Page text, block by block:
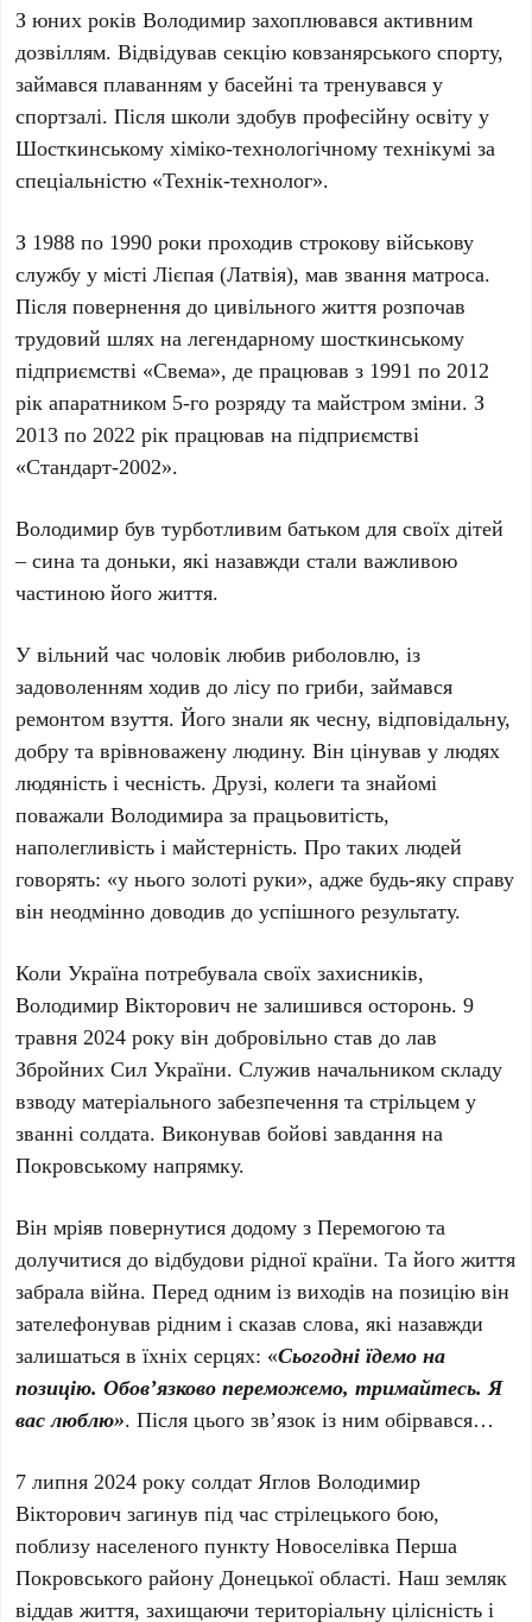
З юних років Володимир захоплювався активним
дозвіллям. Відвідував секцію ковзанярського спорту,
займався плаванням у басейні та тренувався у
спортзалі. Після школи здобув професійну освіту у
Шосткинському хіміко-технологічному технікумі за
спеціальністю «Технік-технолог».
З 1988 по 1990 роки проходив строкову військову
службу у місті Лієпая (Латвія), мав звання матроса.
Після повернення до цивільного життя розпочав
трудовий шлях на легендарному шосткинському
підприємстві «Свема», де працював з 1991 по 2012
рік апаратником 5-го розряду та майстром зміни. З
2013 по 2022 рік працював на підприємстві
«Стандарт-2002».
Володимир був турботливим батьком для своїх дітей
– сина та доньки, які назавжди стали важливою
частиною його життя.
У вільний час чоловік любив риболовлю, із
задоволенням ходив до лісу по гриби, займався
ремонтом взуття. Його знали як чесну, відповідальну,
добру та врівноважену людину. Він цінував у людях
людяність і чесність. Друзі, колеги та знайомі
поважали Володимира за працьовитість,
наполегливість і майстерність. Про таких людей
говорять: «у нього золоті руки», адже будь-яку справу
він неодмінно доводив до успішного результату.
Коли Україна потребувала своїх захисників,
Володимир Вікторович не залишився осторонь. 9
травня 2024 року він добровільно став до лав
Збройних Сил України. Служив начальником складу
взводу матеріального забезпечення та стрільцем у
званні солдата. Виконував бойові завдання на
Покровському напрямку.
Він мріяв повернутися додому з Перемогою та
долучитися до відбудови рідної країни. Та його життя
забрала війна. Перед одним із виходів на позицію він
зателефонував рідним і сказав слова, які назавжди
залишаться в їхніх серцях: «Сьогодні їдемо на
позицію. Обов’язково переможемо, тримайтесь. Я
вас люблю». Після цього зв’язок із ним обірвався…
7 липня 2024 року солдат Яглов Володимир
Вікторович загинув під час стрілецького бою,
поблизу населеного пункту Новоселівка Перша
Покровського району Донецької області. Наш земляк
віддав життя, захищаючи територіальну цілісність і